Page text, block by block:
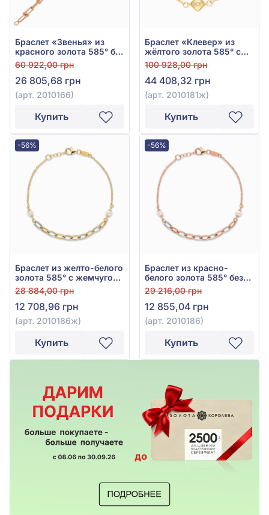
Браслет «Звенья» из
красного золота 585° без
вставки, арт. 2010166
60 922,00 грн
26 805,68 грн
(арт. 2010166)
Купить
Браслет «Клевер» из
жёлтого золота 585° с
фианитом, арт. 2010181ж
100 928,00 грн
44 408,32 грн
(арт. 2010181ж)
Купить
-56%
Браслет из желто-белого
золота 585° с жемчугом,
арт. 2010186ж
28 884,00 грн
12 708,96 грн
(арт. 2010186ж)
Купить
-56%
Браслет из красно-
белого золота 585° без
вставки, арт. 2010186
29 216,00 грн
12 855,04 грн
(арт. 2010186)
Купить